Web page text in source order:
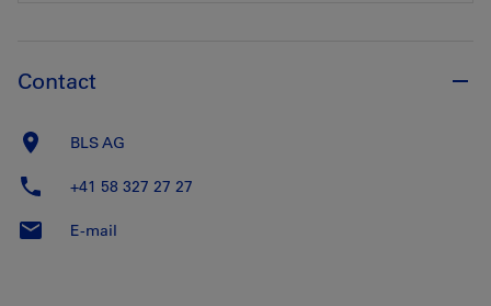
Contact
BLS AG
+41 58 327 27 27
E-mail